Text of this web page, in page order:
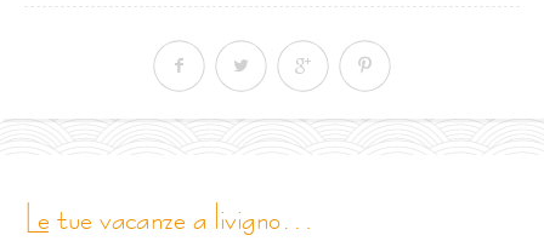
le tue vacanze a livigno…